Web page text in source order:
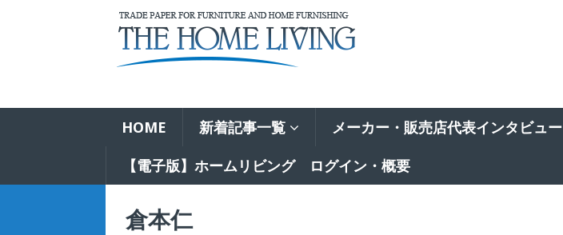
HOME 新着記事一覧 メーカー・販売店代表インタビュー
【電子版】ホームリビング ログイン・概要
倉本仁